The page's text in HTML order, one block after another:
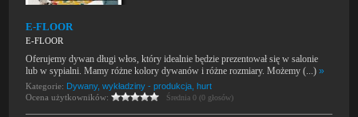
E-FLOOR
E-FLOOR
Oferujemy dywan długi włos, który idealnie będzie prezentował się w salonie
lub w sypialni. Mamy różne kolory dywanów i różne rozmiary. Możemy (...)»
Kategorie: Dywany, wykładziny - produkcja, hurt
Ocena użytkowników:
Średnia 0 (0 głosów)